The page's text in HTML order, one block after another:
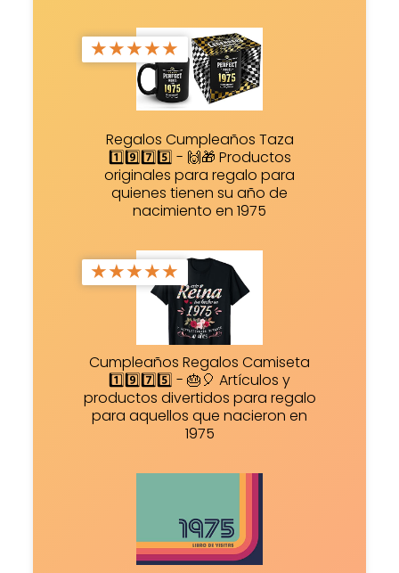
★★★★★
Regalos Cumpleaños Taza
1️⃣9️⃣7️⃣5️⃣ - 🙌🎁 Productos
originales para regalo para
quienes tienen su año de
nacimiento en 1975
★★★★★
Cumpleaños Regalos Camiseta
1️⃣9️⃣7️⃣5️⃣ - 🎂🎈 Artículos y
productos divertidos para regalo
para aquellos que nacieron en
1975